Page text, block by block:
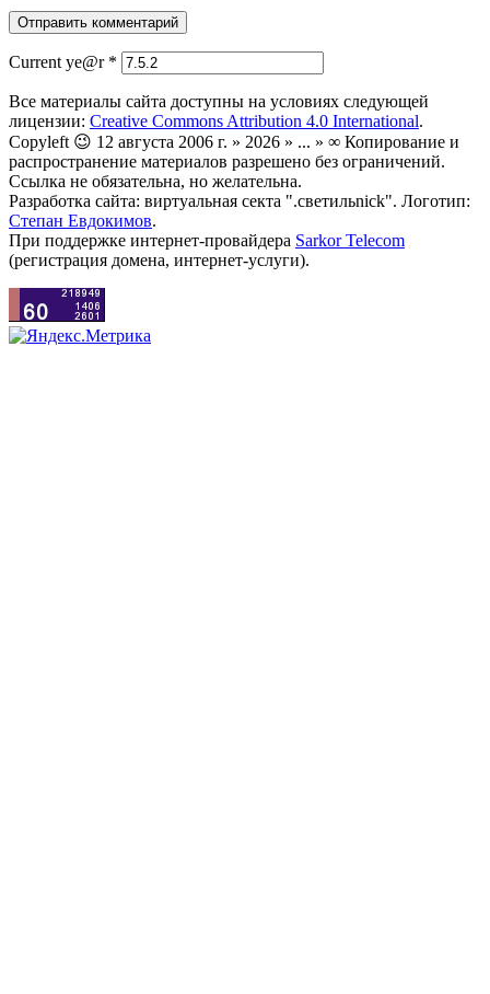
Current ye@r *
Все материалы сайта доступны на условиях следующей
лицензии: Creative Commons Attribution 4.0 International.
Copyleft 😉 12 августа 2006 г. » 2026 » ... » ∞ Копирование и
распространение материалов разрешено без ограничений.
Ссылка не обязательна, но желательна.
Разработка сайта: виртуальная секта ".светильnick". Логотип:
Степан Евдокимов.
При поддержке интернет-провайдера Sarkor Telecom
(регистрация домена, интернет-услуги).